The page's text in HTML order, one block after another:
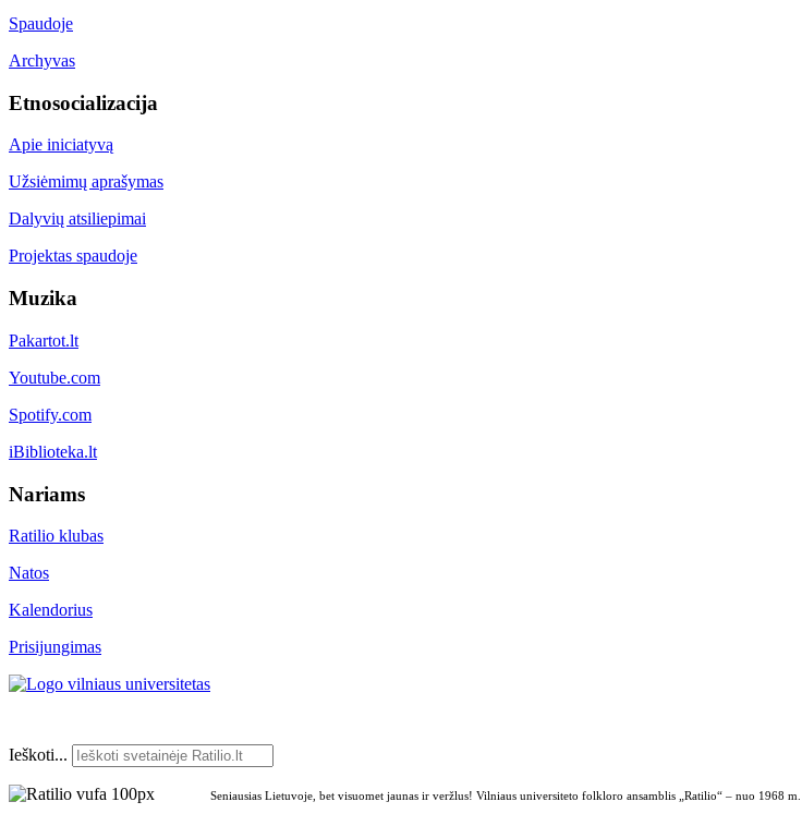
Spaudoje
Archyvas
Etnosocializacija
Apie iniciatyvą
Užsiėmimų aprašymas
Dalyvių atsiliepimai
Projektas spaudoje
Muzika
Pakartot.lt
Youtube.com
Spotify.com
iBiblioteka.lt
Nariams
Ratilio klubas
Natos
Kalendorius
Prisijungimas
Ieškoti...
Seniausias Lietuvoje, bet visuomet jaunas ir veržlus! Vilniaus universiteto folkloro ansamblis „Ratilio“ – nuo 1968 m.